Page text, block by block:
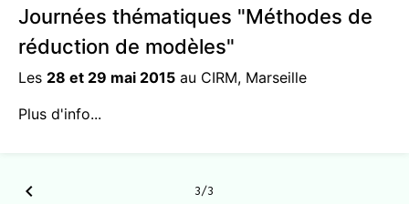
Journées thématiques "Méthodes de
réduction de modèles"
Les 28 et 29 mai 2015 au CIRM, Marseille
Plus d'info...
chevron_left 3/3